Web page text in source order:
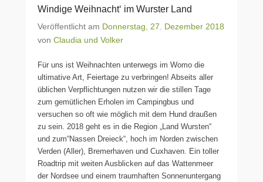
Windige Weihnacht‘ im Wurster Land
Veröffentlicht am Donnerstag, 27. Dezember 2018
von Claudia und Volker
Für uns ist Weihnachten unterwegs im Womo die
ultimative Art, Feiertage zu verbringen! Abseits aller
üblichen Verpflichtungen nutzen wir die stillen Tage
zum gemütlichen Erholen im Campingbus und
versuchen so oft wie möglich mit dem Hund draußen
zu sein. 2018 geht es in die Region „Land Wursten“
und zum“Nassen Dreieck“, hoch im Norden zwischen
Verden (Aller), Bremerhaven und Cuxhaven. Ein toller
Roadtrip mit weiten Ausblicken auf das Wattenmeer
der Nordsee und einem traumhaften Sonnenuntergang